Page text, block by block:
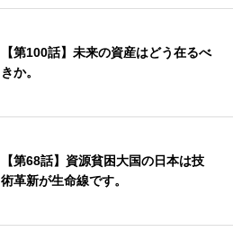
【第100話】未来の資産はどう在るべ
きか。
【第68話】資源貧困大国の日本は技
術革新が生命線です。